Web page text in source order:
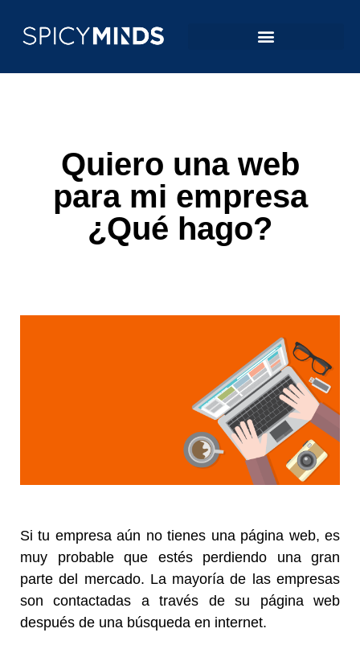
Quiero una web
para mi empresa
¿Qué hago?
Si tu empresa aún no tienes una página web, es
muy probable que estés perdiendo una gran
parte del mercado. La mayoría de las empresas
son contactadas a través de su página web
después de una búsqueda en internet.